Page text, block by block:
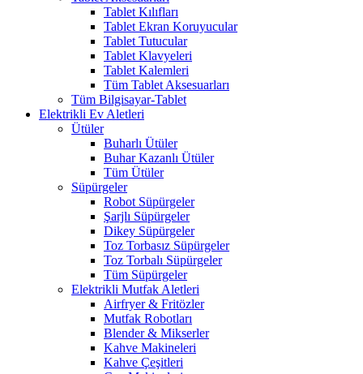
Tablet Kılıfları
Tablet Ekran Koruyucular
Tablet Tutucular
Tablet Klavyeleri
Tablet Kalemleri
Tüm Tablet Aksesuarları
Tüm Bilgisayar-Tablet
Elektrikli Ev Aletleri
Ütüler
Buharlı Ütüler
Buhar Kazanlı Ütüler
Tüm Ütüler
Süpürgeler
Robot Süpürgeler
Şarjlı Süpürgeler
Dikey Süpürgeler
Toz Torbasız Süpürgeler
Toz Torbalı Süpürgeler
Tüm Süpürgeler
Elektrikli Mutfak Aletleri
Airfryer & Fritözler
Mutfak Robotları
Blender & Mikserler
Kahve Makineleri
Kahve Çeşitleri